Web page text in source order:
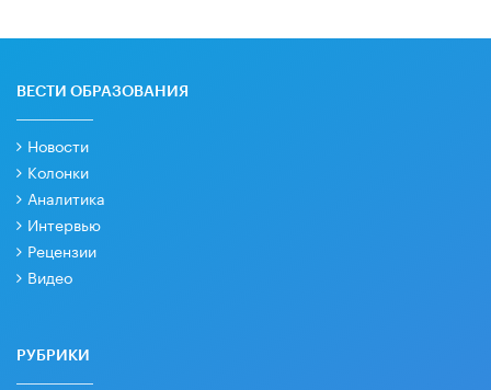
ВЕСТИ ОБРАЗОВАНИЯ
Новости
Колонки
Аналитика
Интервью
Рецензии
Видео
РУБРИКИ